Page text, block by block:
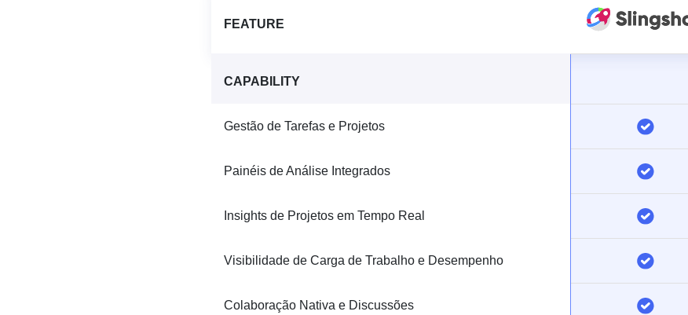
FEATURE
CAPABILITY
Gestão de Tarefas e Projetos
Painéis de Análise Integrados
Insights de Projetos em Tempo Real
Visibilidade de Carga de Trabalho e Desempenho
Colaboração Nativa e Discussões